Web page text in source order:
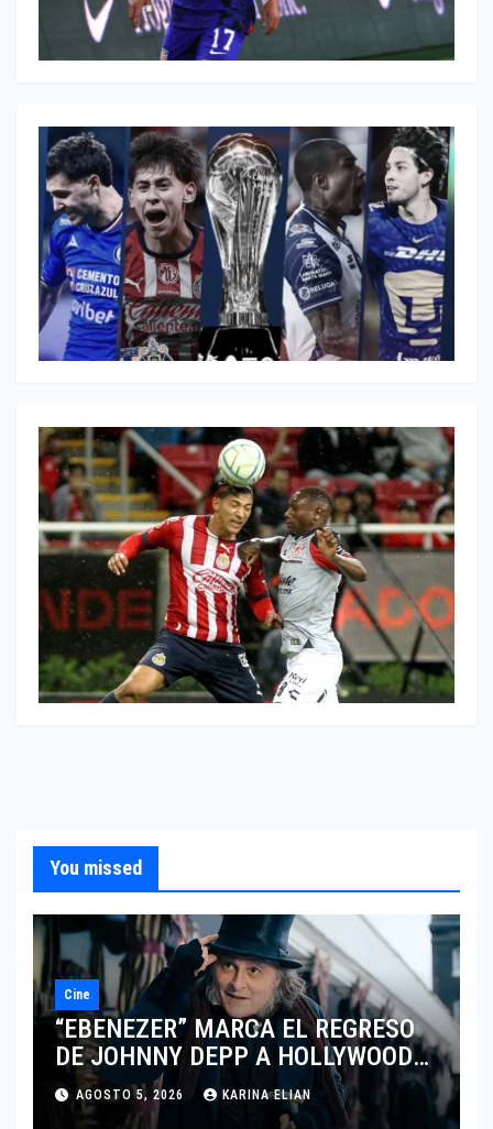
You missed
Cine
“EBENEZER” MARCA EL REGRESO
DE JOHNNY DEPP A HOLLYWOOD
TRAS SU PASO POR EL CINE
INDEPENDIENTE EUROPEO
AGOSTO 5, 2026 KARINA ELIAN